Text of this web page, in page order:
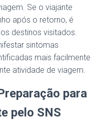
Se o viajante
após o retorno, é
destinos visitados.
sintomas
mais facilmente
atividade de viagem.
para
pelo SNS